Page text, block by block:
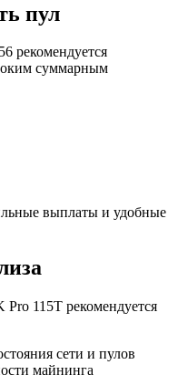
пул
рекомендуется
суммарным
выплаты и удобные
115T рекомендуется
сети и пулов
майнинга